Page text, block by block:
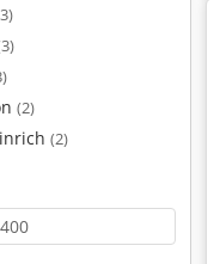
(2)
(2)